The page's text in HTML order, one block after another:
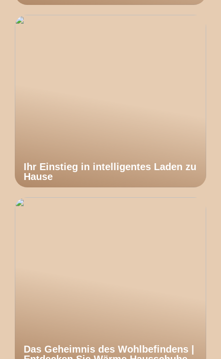
Ihr Einstieg in intelligentes Laden zu
Hause
Das Geheimnis des Wohlbefindens |